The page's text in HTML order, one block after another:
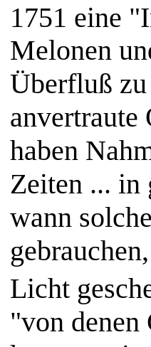
1751 eine
Melonen
Überfluß
anvertraute
haben
Zeiten ... in
wann
Licht
"von denen